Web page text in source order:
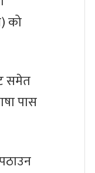
को
समेत
पास